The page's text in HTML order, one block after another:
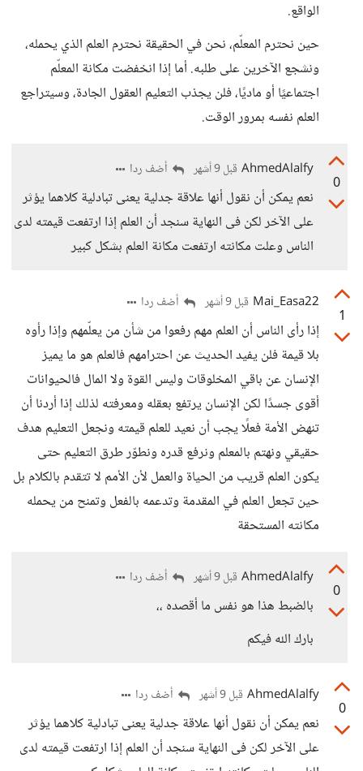
الواقع.
حين نحترم المعلّم، نحن في الحقيقة نحترم العلم الذي يحمله،
ونشجع الآخرين على طلبه. أما إذا انخفضت مكانة المعلّم
اجتماعيًا أو ماديًا، فلن يجذب التعليم العقول الجادة، وسيتراجع
العلم نفسه بمرور الوقت.
0
AhmedAlalfy قبل 9 أشهر أضف ردا
نعم يمكن أن نقول أنها علاقة جدلية يعنى تبادلية كلاهما يؤثر
على الآخر لكن فى النهاية سنجد أن العلم إذا ارتفعت قيمته لدى
الناس وعلت مكانته ارتفعت مكانة العلم بشكل كبير
1
Mai_Easa22 قبل 9 أشهر أضف ردا
إذا رأى الناس أن العلم مهم رفعوا من شأن من يعلّمهم وإذا رأوه
بلا قيمة فلن يفيد الحديث عن احترامهم فالعلم هو ما يميز
الإنسان عن باقي المخلوقات وليس القوة ولا المال فالحيوانات
أقوى جسدًا لكن الإنسان يرتفع بعقله ومعرفته لذلك إذا أردنا أن
تنهض الأمة فعلًا يجب أن نعيد للعلم قيمته ونجعل التعليم هدف
حقيقي ونهتم بالمعلم ونرفع قدره ونطوّر طرق التعليم حتى
يكون العلم قريب من الحياة والعمل لأن الأمم لا تتقدم بالكلام بل
حين تجعل العلم في المقدمة وتدعمه بالفعل وتمنح من يحمله
مكانته المستحقة
0
AhmedAlalfy قبل 9 أشهر أضف ردا
بالضبط هذا هو نفس ما أقصده ،،
بارك الله فيكم
0
AhmedAlalfy قبل 9 أشهر أضف ردا
نعم يمكن أن نقول أنها علاقة جدلية يعنى تبادلية كلاهما يؤثر
على الآخر لكن فى النهاية سنجد أن العلم إذا ارتفعت قيمته لدى